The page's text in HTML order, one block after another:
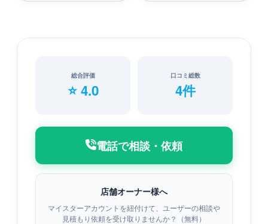
総合評価
⭐ 4.0
口コミ総数
4件
電話で相談・依頼
店舗オーナー様へ
マイスターアカウントを紐付けて、ユーザーの相談や
見積もり依頼を受け取りませんか？（無料）